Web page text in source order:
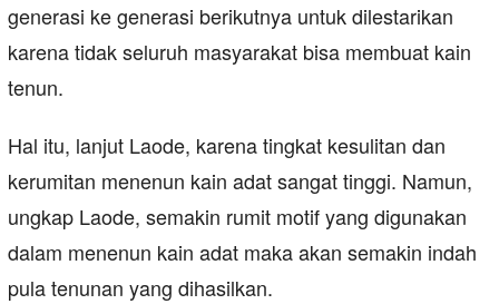
generasi ke generasi berikutnya untuk dilestarikan
karena tidak seluruh masyarakat bisa membuat kain
tenun.
Hal itu, lanjut Laode, karena tingkat kesulitan dan
kerumitan menenun kain adat sangat tinggi. Namun,
ungkap Laode, semakin rumit motif yang digunakan
dalam menenun kain adat maka akan semakin indah
pula tenunan yang dihasilkan.